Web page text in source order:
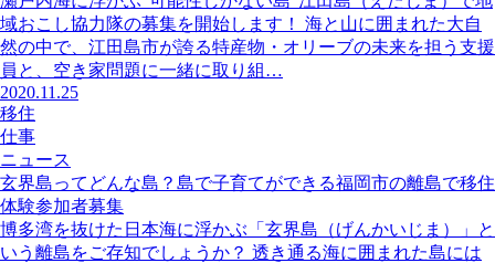
域おこし協力隊の募集を開始します！ 海と山に囲まれた大自
然の中で、江田島市が誇る特産物・オリーブの未来を担う支援
員と、空き家問題に一緒に取り組…
2020.11.25
移住
仕事
ニュース
玄界島ってどんな島？島で子育てができる福岡市の離島で移住
体験参加者募集
博多湾を抜けた日本海に浮かぶ「玄界島（げんかいじま）」と
いう離島をご存知でしょうか？ 透き通る海に囲まれた島には